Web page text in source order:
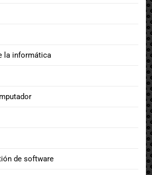
la informática
de software